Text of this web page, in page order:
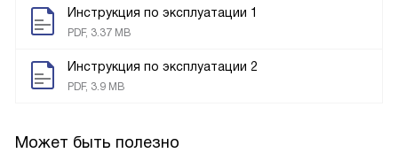
Инструкция по эксплуатации 1
PDF, 3.37 MB
Инструкция по эксплуатации 2
PDF, 3.9 MB
Может быть полезно